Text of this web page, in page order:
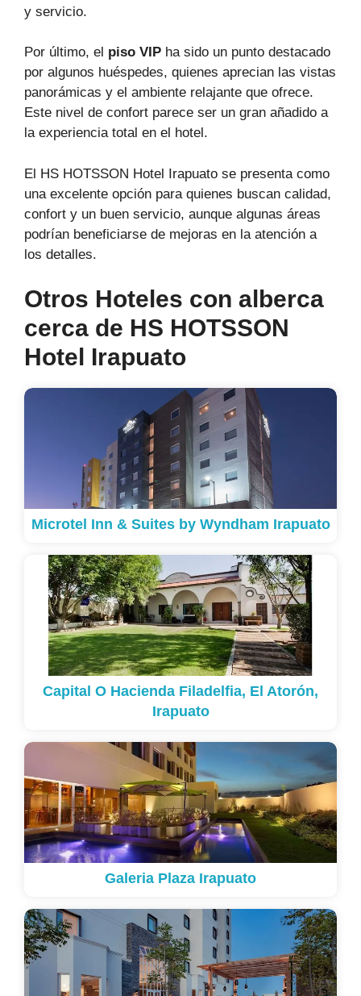
y servicio.
Por último, el piso VIP ha sido un punto destacado
por algunos huéspedes, quienes aprecian las vistas
panorámicas y el ambiente relajante que ofrece.
Este nivel de confort parece ser un gran añadido a
la experiencia total en el hotel.
El HS HOTSSON Hotel Irapuato se presenta como
una excelente opción para quienes buscan calidad,
confort y un buen servicio, aunque algunas áreas
podrían beneficiarse de mejoras en la atención a
los detalles.
Otros Hoteles con alberca
cerca de HS HOTSSON
Hotel Irapuato
Microtel Inn & Suites by Wyndham Irapuato
Capital O Hacienda Filadelfia, El Atorón,
Irapuato
Galeria Plaza Irapuato